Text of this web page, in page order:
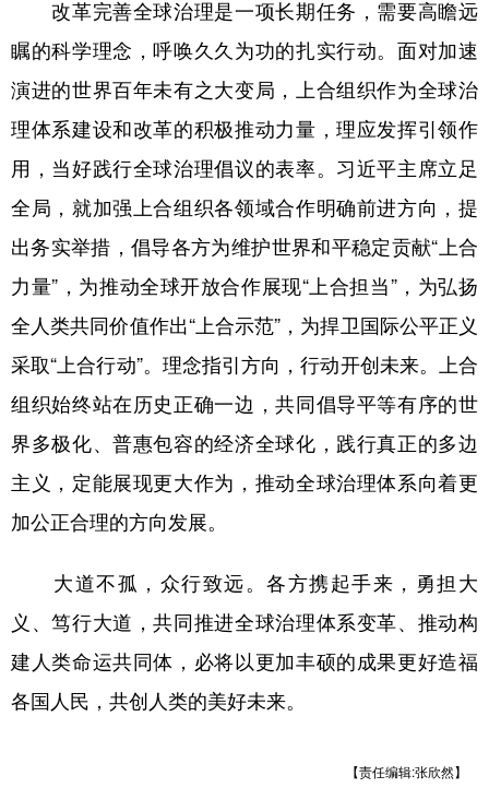
改革完善全球治理是一项长期任务，需要高瞻远
瞩的科学理念，呼唤久久为功的扎实行动。面对加速
演进的世界百年未有之大变局，上合组织作为全球治
理体系建设和改革的积极推动力量，理应发挥引领作
用，当好践行全球治理倡议的表率。习近平主席立足
全局，就加强上合组织各领域合作明确前进方向，提
出务实举措，倡导各方为维护世界和平稳定贡献“上合
力量”，为推动全球开放合作展现“上合担当”，为弘扬
全人类共同价值作出“上合示范”，为捍卫国际公平正义
采取“上合行动”。理念指引方向，行动开创未来。上合
组织始终站在历史正确一边，共同倡导平等有序的世
界多极化、普惠包容的经济全球化，践行真正的多边
主义，定能展现更大作为，推动全球治理体系向着更
加公正合理的方向发展。
大道不孤，众行致远。各方携起手来，勇担大
义、笃行大道，共同推进全球治理体系变革、推动构
建人类命运共同体，必将以更加丰硕的成果更好造福
各国人民，共创人类的美好未来。
【责任编辑:张欣然】